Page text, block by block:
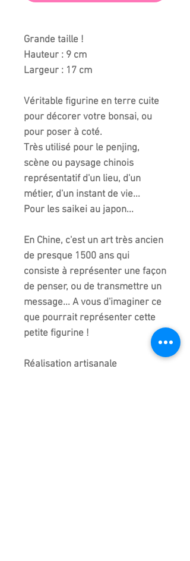
Grande taille !
Hauteur : 9 cm
Largeur : 17 cm
Véritable figurine en terre cuite
pour décorer votre bonsai, ou
pour poser à coté.
Très utilisé pour le penjing,
scène ou paysage chinois
représentatif d'un lieu, d'un
métier, d'un instant de vie...
Pour les saikei au japon...
En Chine, c'est un art très ancien
de presque 1500 ans qui
consiste à représenter une façon
de penser, ou de transmettre un
message... A vous d'imaginer ce
que pourrait représenter cette
petite figurine !
Réalisation artisanale